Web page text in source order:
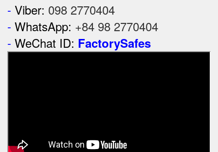
- Viber: 098 2770404
- WhatsApp: +84 98 2770404
- WeChat ID: FactorySafes